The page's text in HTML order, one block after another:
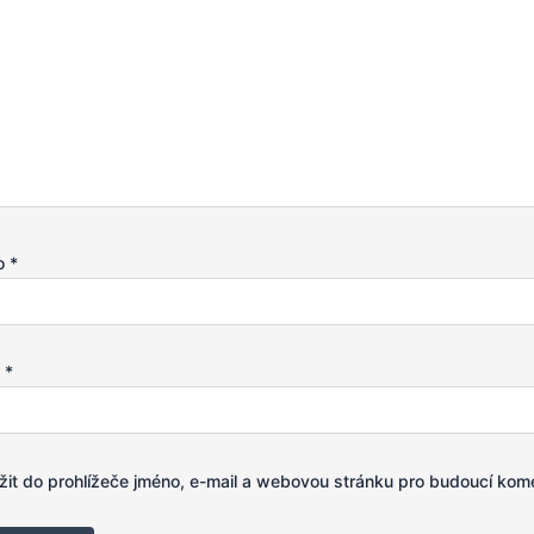
*
*
do prohlížeče jméno, e-mail a webovou stránku pro budoucí